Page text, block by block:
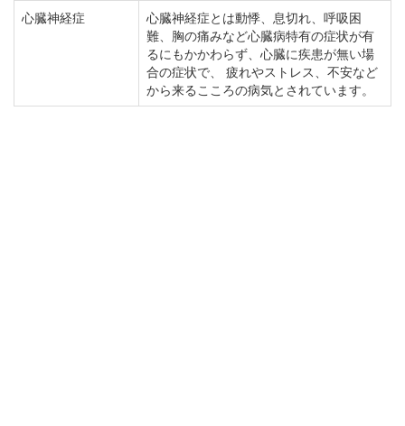
心臓神経症
心臓神経症とは動悸、息切れ、呼吸困
難、胸の痛みなど心臓病特有の症状が有
るにもかかわらず、心臓に疾患が無い場
合の症状で、 疲れやストレス、不安など
から来るこころの病気とされています。